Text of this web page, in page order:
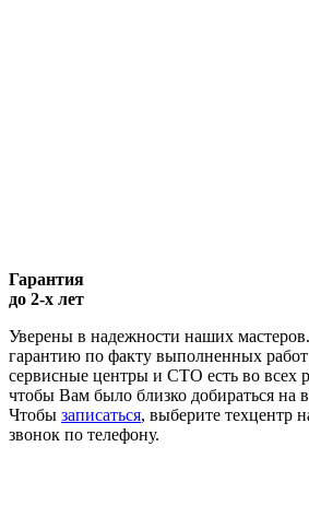
Гарантия
до 2-х лет
Уверены в надежности наших
гарантию по факту выполненных
сервисные центры и СТО есть во всех
чтобы Вам было близко добираться на
Чтобы записаться, выберите техцентр
звонок по телефону.